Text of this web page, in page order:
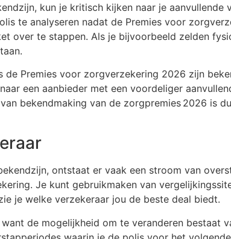
kun je kritisch kijken naar je aanvullende
te analyseren nadat de Premies voor
over te stappen. Als je bijvoorbeeld zelden
Premies voor zorgverzekering 2026 zijn
een aanbieder met een voordeliger
bekendmaking van de zorgpremies 2026 is
ontstaat er vaak een stroom van
Je kunt gebruikmaken van
je welke verzekeraar jou de beste deal biedt.
de mogelijkheid om te veranderen bestaat